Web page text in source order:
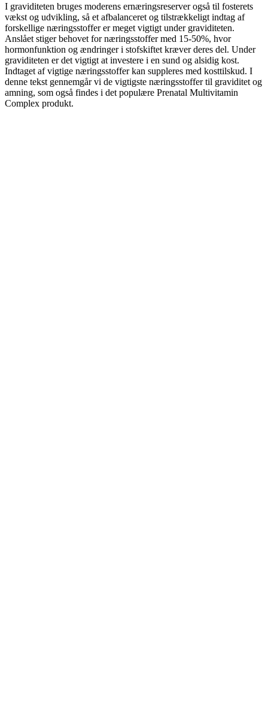
I graviditeten bruges moderens ernæringsreserver også til fosterets
vækst og udvikling, så et afbalanceret og tilstrækkeligt indtag af
forskellige næringsstoffer er meget vigtigt under graviditeten.
Anslået stiger behovet for næringsstoffer med 15-50%, hvor
hormonfunktion og ændringer i stofskiftet kræver deres del. Under
graviditeten er det vigtigt at investere i en sund og alsidig kost.
Indtaget af vigtige næringsstoffer kan suppleres med kosttilskud. I
denne tekst gennemgår vi de vigtigste næringsstoffer til graviditet og
amning, som også findes i det populære Prenatal Multivitamin
Complex produkt.